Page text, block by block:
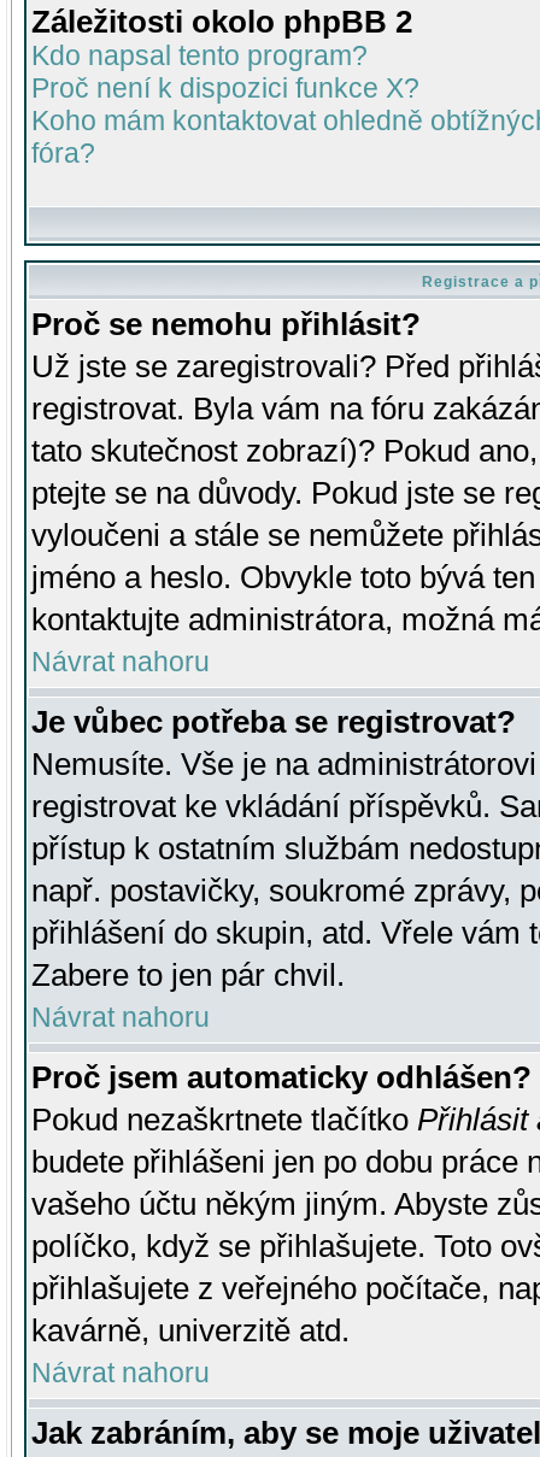
Záležitosti okolo phpBB 2
Kdo napsal tento program?
Proč není k dispozici funkce X?
Koho mám kontaktovat ohledně
fóra?
Registrace a
Proč se nemohu přihlásit?
Už jste se zaregistrovali? Před
registrovat. Byla vám na fóru
tato skutečnost zobrazí)? Pokud
ptejte se na důvody. Pokud jste se
vyloučeni a stále se nemůžete
jméno a heslo. Obvykle toto bývá
kontaktujte administrátora, možná
Návrat nahoru
Je vůbec potřeba se registrovat?
Nemusíte. Vše je na
registrovat ke vkládání příspěvků.
přístup k ostatním službám
např. postavičky, soukromé zprávy,
přihlášení do skupin, atd. Vřele vám
Zabere to jen pár chvil.
Návrat nahoru
Proč jsem automaticky odhlášen?
Pokud nezaškrtnete tlačítko Přihlásit
budete přihlášeni jen po dobu práce
vašeho účtu někým jiným. Abyste
políčko, když se přihlašujete. Toto
přihlašujete z veřejného počítače,
kavárně, univerzitě atd.
Návrat nahoru
Jak zabráním, aby se moje